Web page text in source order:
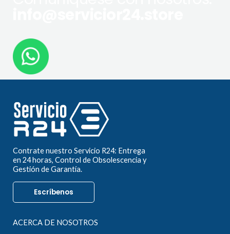
Contrate nuestro Servicio R24: Entrega
en 24 horas, Control de Obsolescencia y
Gestión de Garantía.
Escríbenos
ACERCA DE NOSOTROS